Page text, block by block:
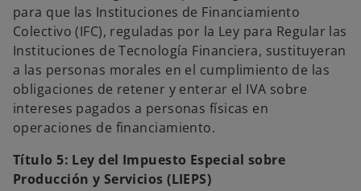
para que las Instituciones de Financiamiento
Colectivo (IFC), reguladas por la Ley para Regular las
Instituciones de Tecnología Financiera, sustituyeran
a las personas morales en el cumplimiento de las
obligaciones de retener y enterar el IVA sobre
intereses pagados a personas físicas en
operaciones de financiamiento.
Título 5: Ley del Impuesto Especial sobre
Producción y Servicios (LIEPS)